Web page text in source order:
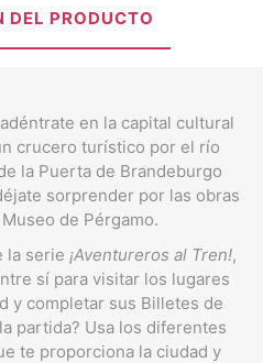
DEL PRODUCTO
en la capital cultural
crucero turístico por el río
la Puerta de Brandeburgo
sorprender por las obras
de Pérgamo.
la serie ¡Aventureros al Tren!,
sí para visitar los lugares
y completar sus Billetes de
partida? Usa los diferentes
te proporciona la ciudad y